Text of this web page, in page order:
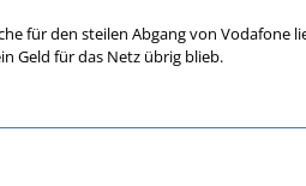
für den steilen Abgang von
Geld für das Netz übrig blieb.